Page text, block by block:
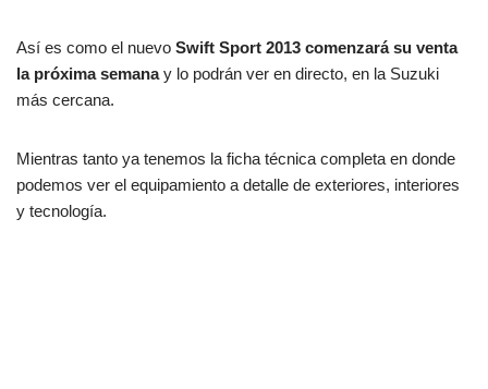
Así es como el nuevo Swift Sport 2013 comenzará su venta
la próxima semanay lo podrán ver en directo, en la Suzuki
más cercana.
Mientras tanto ya tenemos la ficha técnica completa en donde
podemos ver el equipamiento a detalle de exteriores, interiores
y tecnología.